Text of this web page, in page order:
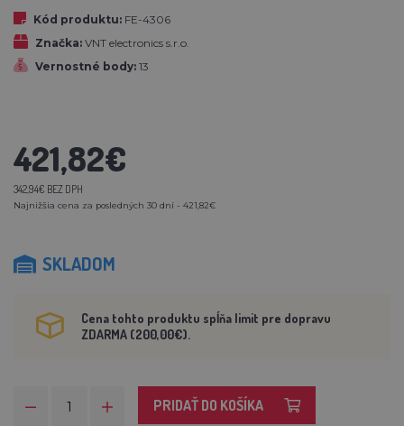
Kód produktu: FE-4306
Značka: VNT electronics s.r.o.
Vernostné body: 13
421,82€
342,94€ BEZ DPH
Najnižšia cena za posledných 30 dní - 421,82€
SKLADOM
Cena tohto produktu spĺňa limit pre dopravu
ZDARMA (200,00€).
PRIDAŤ DO KOŠÍKA